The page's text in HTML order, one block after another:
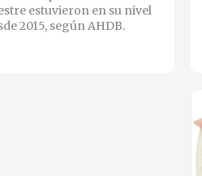
estuvieron en su nivel
2015, según AHDB.